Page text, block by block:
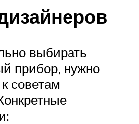
выбирать
прибор, нужно
советам